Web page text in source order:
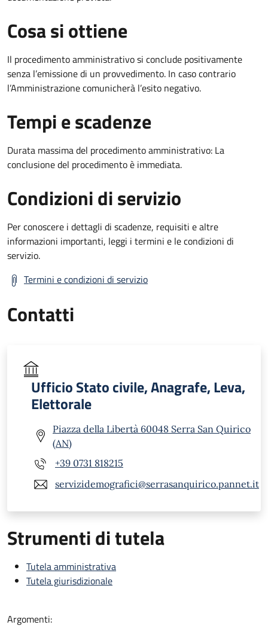
Cosa si ottiene
Il procedimento amministrativo si conclude positivamente
senza l’emissione di un provvedimento. In caso contrario
l’Amministrazione comunicherà l’esito negativo.
Tempi e scadenze
Durata massima del procedimento amministrativo: La
conclusione del procedimento è immediata.
Condizioni di servizio
Per conoscere i dettagli di scadenze, requisiti e altre
informazioni importanti, leggi i termini e le condizioni di
servizio.
Termini e condizioni di servizio
Contatti
Ufficio Stato civile, Anagrafe, Leva,
Elettorale
Piazza della Libertà 60048 Serra San Quirico
(AN)
+39 0731 818215
servizidemografici@serrasanquirico.pannet.it
Strumenti di tutela
Tutela amministrativa
Tutela giurisdizionale
Argomenti: